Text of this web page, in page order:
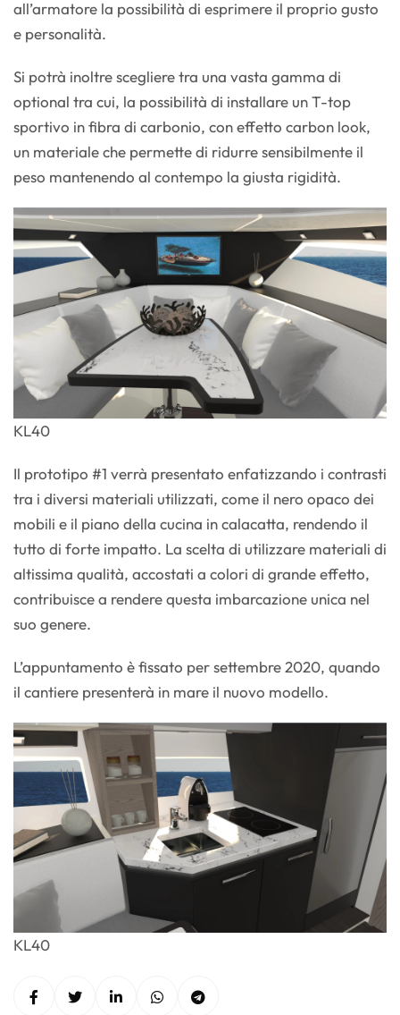
all’armatore la possibilità di esprimere il proprio gusto
e personalità.
Si potrà inoltre scegliere tra una vasta gamma di
optional tra cui, la possibilità di installare un T-top
sportivo in fibra di carbonio, con effetto carbon look,
un materiale che permette di ridurre sensibilmente il
peso mantenendo al contempo la giusta rigidità.
KL40
Il prototipo #1 verrà presentato enfatizzando i contrasti
tra i diversi materiali utilizzati, come il nero opaco dei
mobili e il piano della cucina in calacatta, rendendo il
tutto di forte impatto. La scelta di utilizzare materiali di
altissima qualità, accostati a colori di grande effetto,
contribuisce a rendere questa imbarcazione unica nel
suo genere.
L’appuntamento è fissato per settembre 2020, quando
il cantiere presenterà in mare il nuovo modello.
KL40